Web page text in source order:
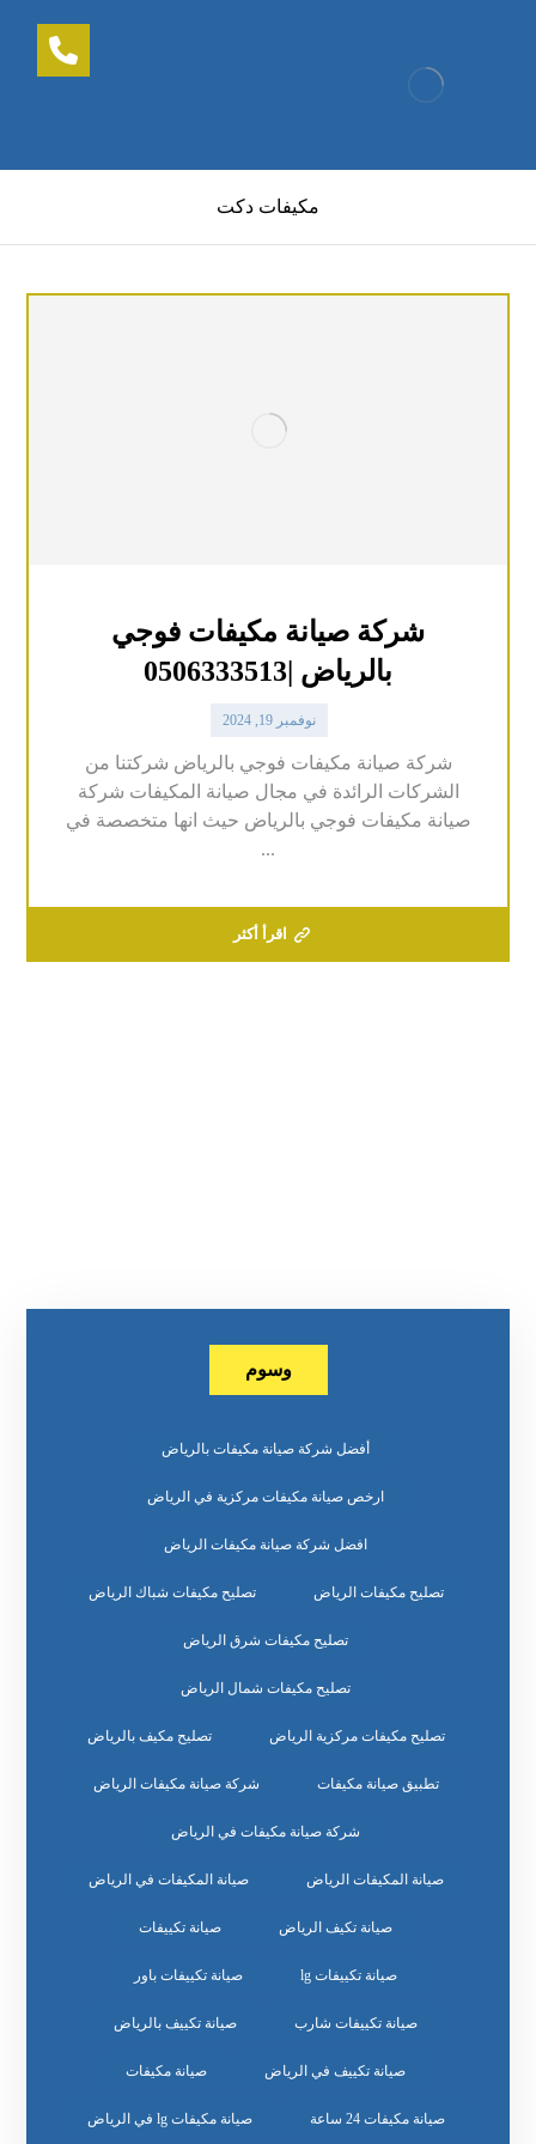
مكيفات دكت
شركة صيانة مكيفات فوجي
بالرياض |0506333513
نوفمبر 19, 2024
شركة صيانة مكيفات فوجي بالرياض شركتنا من
الشركات الرائدة في مجال صيانة المكيفات شركة
صيانة مكيفات فوجي بالرياض حيث انها متخصصة في
...
اقرأ أكثر
وسوم
أفضل شركة صيانة مكيفات بالرياض
ارخص صيانة مكيفات مركزية في الرياض
افضل شركة صيانة مكيفات الرياض
تصليح مكيفات الرياض تصليح مكيفات شباك الرياض
تصليح مكيفات شرق الرياض
تصليح مكيفات شمال الرياض
تصليح مكيفات مركزية الرياض تصليح مكيف بالرياض
تطبيق صيانة مكيفات شركة صيانة مكيفات الرياض
شركة صيانة مكيفات في الرياض
صيانة المكيفات الرياض صيانة المكيفات في الرياض
صيانة تكيف الرياض صيانة تكييفات
صيانة تكييفات lg صيانة تكييفات باور
صيانة تكييفات شارب صيانة تكييف بالرياض
صيانة تكييف في الرياض صيانة مكيفات
صيانة مكيفات 24 ساعة صيانة مكيفات lg في الرياض